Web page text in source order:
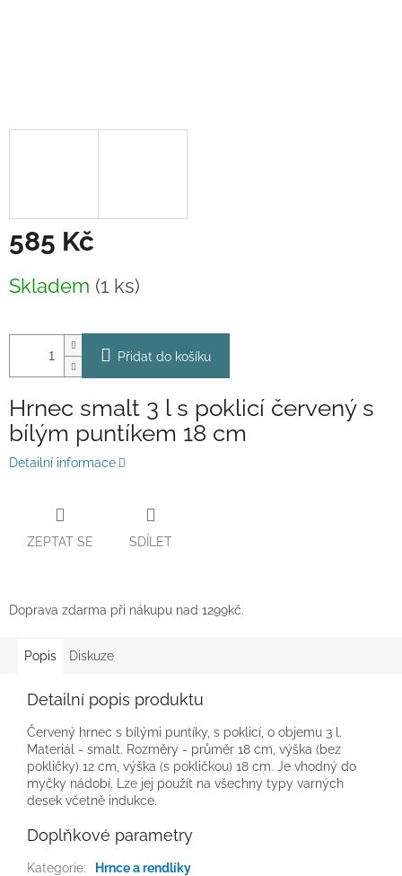
585 Kč
cena:
Skladem (1 ks)
Přidat do košíku
Hrnec smalt 3 l s poklicí červený s
bílým puntíkem 18 cm
Detailní informace
ZEPTAT SE SDÍLET
Doprava zdarma při nákupu nad 1299kč.
Popis Diskuze
Detailní popis produktu
Červený hrnec s bílými puntíky, s poklicí, o objemu 3 l.
Materiál - smalt. Rozměry - průměr 18 cm, výška (bez
pokličky) 12 cm, výška (s pokličkou) 18 cm. Je vhodný do
myčky nádobí. Lze jej použít na všechny typy varných
desek včetně indukce.
Doplňkové parametry
Kategorie:
Hrnce a rendlíky